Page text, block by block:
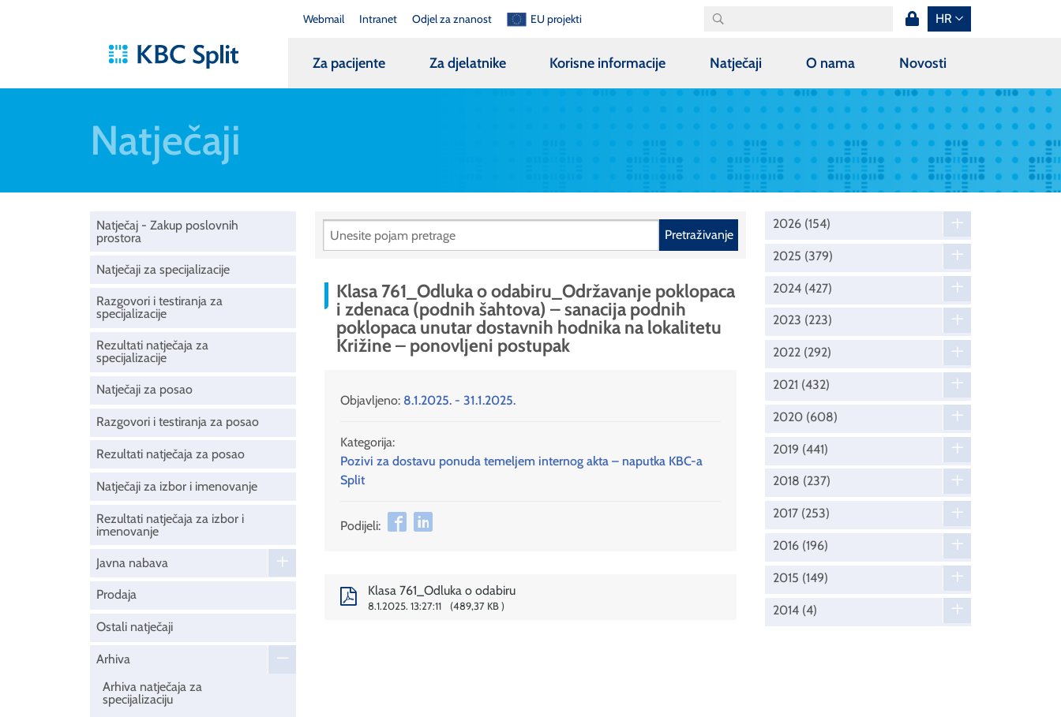
Webmail Intranet Odjel za znanost EU projekti HR
Za pacijente Za djelatnike Korisne informacije Natječaji O nama Novosti
Natječaji
Natječaj - Zakup poslovnih
prostora
Natječaji za specijalizacije
Razgovori i testiranja za
specijalizacije
Rezultati natječaja za
specijalizacije
Natječaji za posao
Razgovori i testiranja za posao
Rezultati natječaja za posao
Natječaji za izbor i imenovanje
Rezultati natječaja za izbor i
imenovanje
Javna nabava
Prodaja
Ostali natječaji
Arhiva
Arhiva natječaja za
specijalizaciju
Pretraživanje
Klasa 761_Odluka o odabiru_Održavanje poklopaca
i zdenaca (podnih šahtova) – sanacija podnih
poklopaca unutar dostavnih hodnika na lokalitetu
Križine – ponovljeni postupak
Objavljeno: 8.1.2025. - 31.1.2025.
Kategorija:
Pozivi za dostavu ponuda temeljem internog akta – naputka KBC-a
Split
Podijeli:
Klasa 761_Odluka o odabiru
8.1.2025. 13:27:11 489,37 KB
2026 (154)
2025 (379)
2024 (427)
2023 (223)
2022 (292)
2021 (432)
2020 (608)
2019 (441)
2018 (237)
2017 (253)
2016 (196)
2015 (149)
2014 (4)